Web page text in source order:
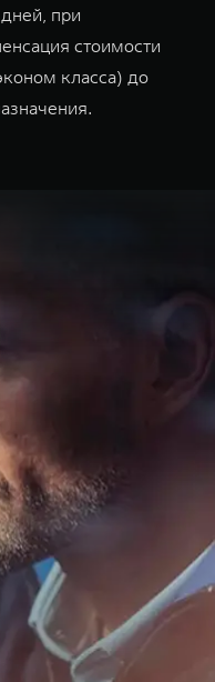
при
стоимости
класса) до